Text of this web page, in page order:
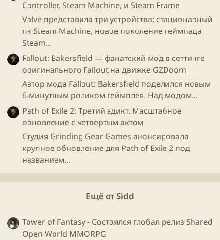
течение 2017 г. выручка Delivery Club продолжит
расти высокими темпами".
Выручка от многопользовательских
-игр
выручки на международном рынке впервые
превысила треть общей выручки отММО-игр и в
марте достигла рекордной величины — более 40%.
Причинами этому стали продолжающийся
стабильный рост Warface и War Robots,а также
успешный запускRevelationOnline
и международном рынках.
ДоходыMail.ru
онлайн-игр в целом выросла на 55,87% до 4,16 млрд
руб. При этом выручка от пользовательских
платежей (Community IVAS) снизилась на 1,3% до
3,36 млрд руб. Чистый денежный поток на 31 марта
составил 8,4 млрд руб.
Controller, Steam Machine, и Steam Frame
Valve представила три устройства: стационарный
пк Steam Machine, новое поколение геймпада
Steam...
Fallout: Bakersfield — фанатский мод в сеттинге
оригинального Fallout на движке GZDoom
Автор мода Fallout: Bakersfield поделился новым
6-минутным роликом геймплея. Над модом...
Path of Exile 2: Третий эдикт. Масштабное
обновление с четвёртым актом
Студия Grinding Gear Games анонсировала
крупное обновление для Path of Exile 2 под
названием...
Ещё от Sidd
Tower of Fantasy - Состоялся глобал релиз Shared
Open World MMORPG